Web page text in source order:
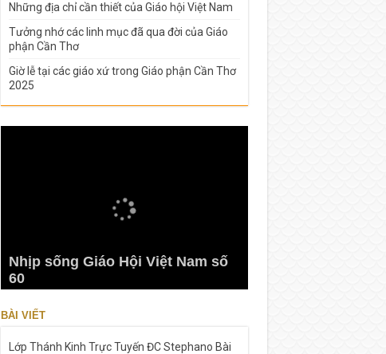
Những địa chỉ cần thiết của Giáo hội Việt Nam
Tưởng nhớ các linh mục đã qua đời của Giáo
phận Cần Thơ
Giờ lễ tại các giáo xứ trong Giáo phận Cần Thơ
2025
Nhịp sống Giáo Hội Việt Nam số
60
BÀI VIẾT
Lớp Thánh Kinh Trực Tuyến ĐC Stephano Bài